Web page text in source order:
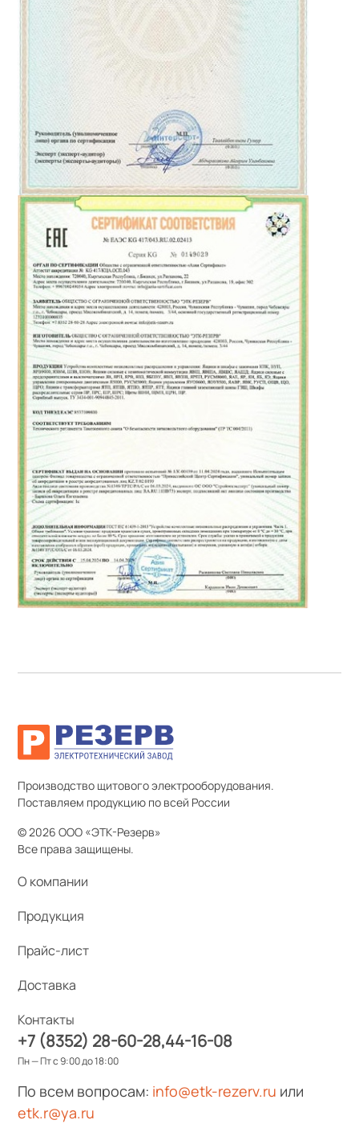
Производство щитового электрооборудования.
Поставляем продукцию по всей России
© 2026 ООО «ЭТК-Резерв»
Все права защищены.
О компании
Продукция
Прайс-лист
Доставка
Контакты
+7 (8352) 28-60-28 44-16-08
Пн — Пт с 9:00 до 18:00
По всем вопросам: info@etk-rezerv.ru или
etk.r@ya.ru